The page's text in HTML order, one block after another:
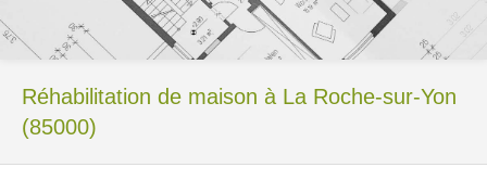
Réhabilitation de maison à La Roche-sur-Yon
(85000)